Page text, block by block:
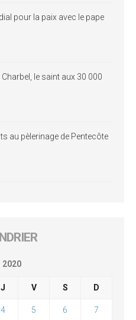
pour la paix avec le pape
le saint aux 30 000
au pèlerinage de Pentecôte
2020
J V S D
4 5 6 7